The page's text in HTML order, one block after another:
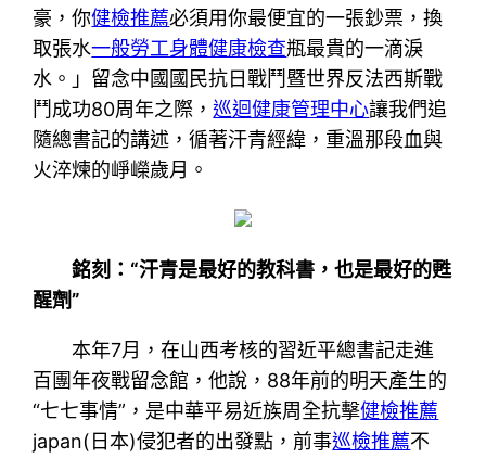
豪，你健檢推薦必須用你最便宜的一張鈔票，換
取張水一般勞工身體健康檢查瓶最貴的一滴淚
水。」留念中國國民抗日戰鬥暨世界反法西斯戰
鬥成功80周年之際，巡迴健康管理中心讓我們追
隨總書記的講述，循著汗青經緯，重溫那段血與
火淬煉的崢嶸歲月。
銘刻：“汗青是最好的教科書，也是最好的甦
醒劑”
本年7月，在山西考核的習近平總書記走進
百團年夜戰留念館，他說，88年前的明天產生的
“七七事情”，是中華平易近族周全抗擊健檢推薦
japan(日本)侵犯者的出發點，前事巡檢推薦不